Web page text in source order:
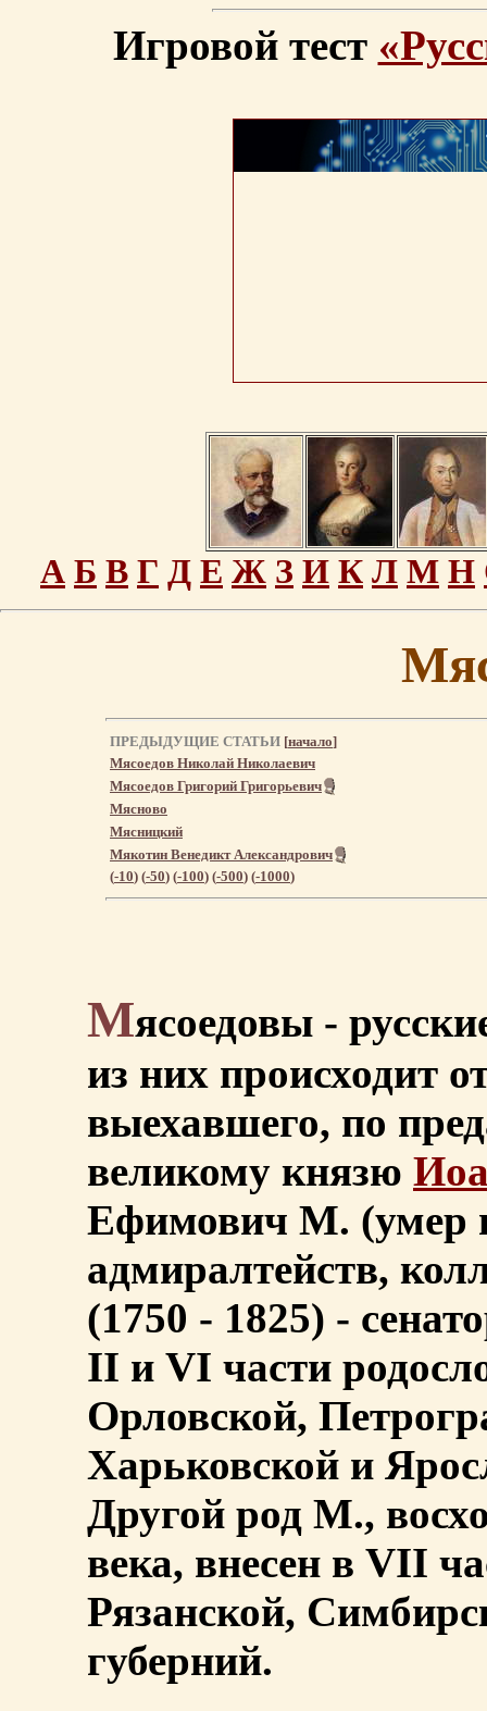
Игровой тест
А Б В Г Д Е Ж З И К Л М Н
ПРЕДЫДУЩИЕ СТАТЬИ [начало]
Мясоедов Николай Николаевич
Мясоедов Григорий Григорьевич
Мясново
Мясницкий
Мякотин Венедикт Александрович
(-10) (-50) (-100) (-500) (-1000)
Мясоедовы -
из них происходит
выехавшего, по
великому князю
Ефимович М. (умер
адмиралтейств,
(1750 - 1825) -
II и VI части
Орловской,
Харьковской и
Другой род М.,
века, внесен в VII
Рязанской,
губерний.